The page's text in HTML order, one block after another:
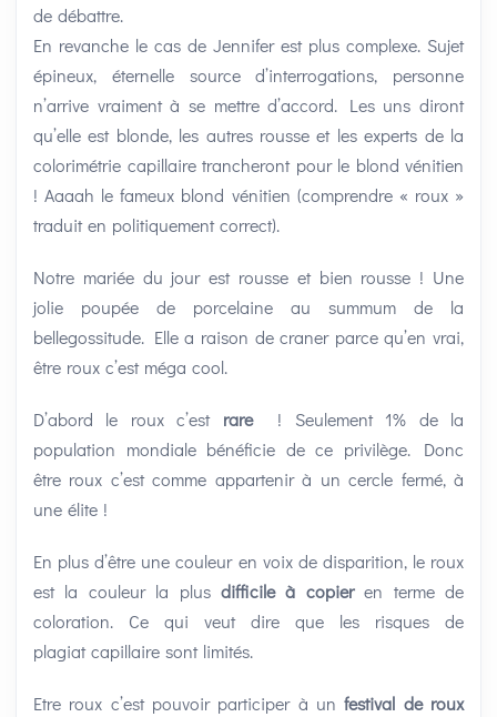
de débattre.
En revanche le cas de Jennifer est plus complexe. Sujet
épineux, éternelle source d’interrogations, personne
n’arrive vraiment à se mettre d’accord. Les uns diront
qu’elle est blonde, les autres rousse et les experts de la
colorimétrie capillaire trancheront pour le blond vénitien
! Aaaah le fameux blond vénitien (comprendre « roux »
traduit en politiquement correct).
Notre mariée du jour est rousse et bien rousse ! Une
jolie poupée de porcelaine au summum de la
bellegossitude. Elle a raison de craner parce qu’en vrai,
être roux c’est méga cool.
D’abord le roux c’est rare! Seulement 1% de la
population mondiale bénéficie de ce privilège. Donc
être roux c’est comme appartenir à un cercle fermé, à
une élite !
En plus d’être une couleur en voix de disparition, le roux
est la couleur la plus difficile à copieren terme de
coloration. Ce qui veut dire que les risques de
plagiat capillaire sont limités.
Etre roux c’est pouvoir participer à un festival de roux